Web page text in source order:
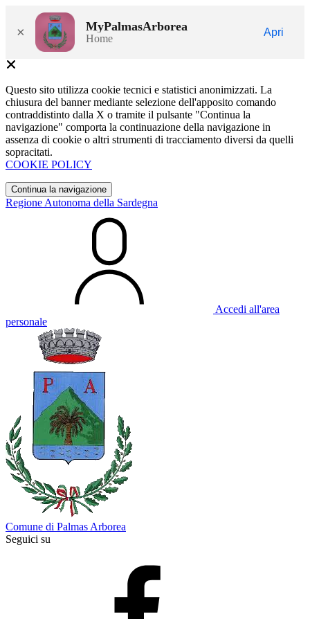
× MyPalmasArborea
Home
Apri
Questo sito utilizza cookie tecnici e statistici anonimizzati. La
chiusura del banner mediante selezione dell'apposito comando
contraddistinto dalla X o tramite il pulsante "Continua la
navigazione" comporta la continuazione della navigazione in
assenza di cookie o altri strumenti di tracciamento diversi da quelli
sopracitati.
COOKIE POLICY
Continua la navigazione
Regione Autonoma della Sardegna
Accedi all'area
personale
Comune di Palmas Arborea
Seguici su